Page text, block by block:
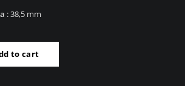
: 38,5 mm
to cart